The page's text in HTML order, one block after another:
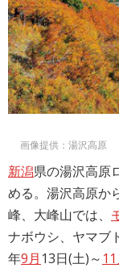
画像提供：湯沢高原
新潟県の湯沢高原
める。湯沢高原か
峰、大峰山では、
ナボウシ、ヤマブ
年9月 13日(土)～